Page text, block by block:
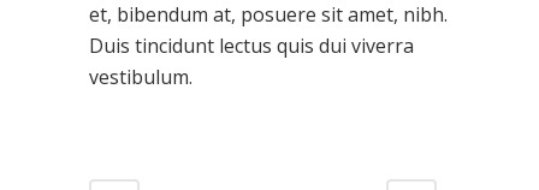
et, bibendum at, posuere sit amet, nibh.
Duis tincidunt lectus quis dui viverra
vestibulum.